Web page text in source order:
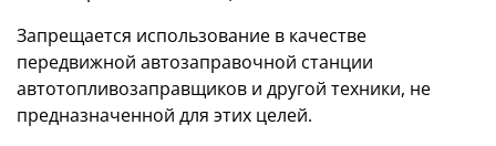
Запрещается использование в качестве
передвижной автозаправочной станции
автотопливозаправщиков и другой техники, не
предназначенной для этих целей.